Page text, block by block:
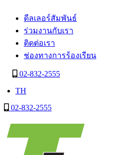
ดีลเลอร์สัมพันธ์
ร่วมงานกับเรา
ติดต่อเรา
ช่องทางการร้องเรียน
02-832-2555
TH
02-832-2555